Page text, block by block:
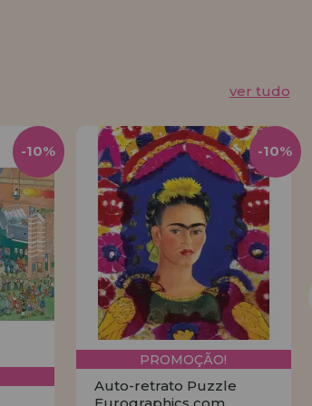
ver tudo
-10%
PROMOÇÃO!
Auto-retrato Puzzle
-10%